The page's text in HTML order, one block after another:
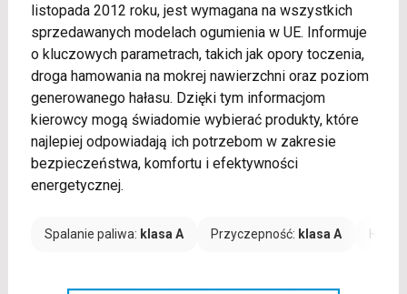
listopada 2012 roku, jest wymagana na wszystkich
sprzedawanych modelach ogumienia w UE. Informuje
o kluczowych parametrach, takich jak opory toczenia,
droga hamowania na mokrej nawierzchni oraz poziom
generowanego hałasu. Dzięki tym informacjom
kierowcy mogą świadomie wybierać produkty, które
najlepiej odpowiadają ich potrzebom w zakresie
bezpieczeństwa, komfortu i efektywności
energetycznej.
Spalanie paliwa: klasa A Przyczepność: klasa A Hałas: